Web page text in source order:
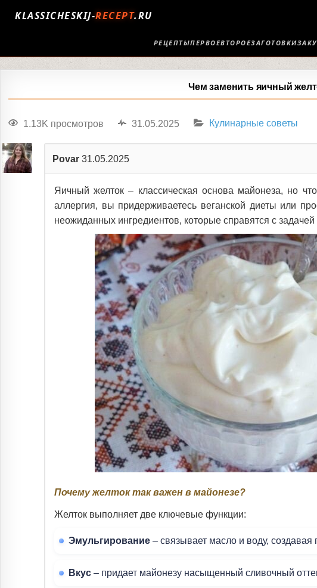
KLASSICHESKIJ-RECEPT.RU
РЕЦЕПТЫПЕРВОЕВТОРОЕЗАГОТОВКИ
Чем заменить яичный
1.13K просмотров 31.05.2025 Кулинарные советы
Povar 31.05.2025
Яичный желток – классическая основа майонеза, но
аллергия, вы придерживаетесь веганской диеты или
неожиданных ингредиентов, которые справятся с задачей
Почему желток так важен в майонезе?
Желток выполняет две ключевые функции:
Эмульгирование – связывает масло и воду, создавая
Вкус – придает майонезу насыщенный сливочный